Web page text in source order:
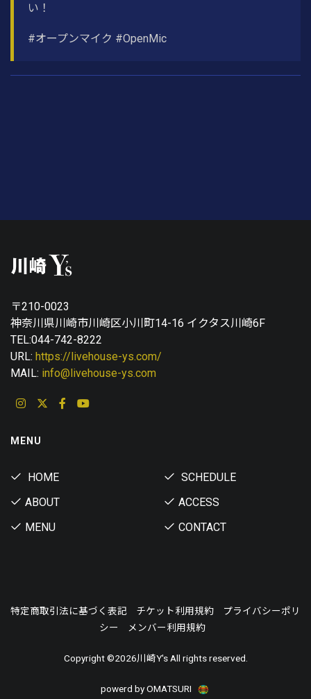
い！
#オープンマイク #OpenMic
〒210-0023
神奈川県川崎市川崎区小川町14-16 イクタス川崎6F
TEL:044-742-8222
URL: https://livehouse-ys.com/
MAIL: info@livehouse-ys.com
MENU
HOME
SCHEDULE
ABOUT
ACCESS
MENU
CONTACT
特定商取引法に基づく表記 チケット利用規約
プライバシーポリ
シー
メンバー利用規約
Copyright ©2026川崎Y's All rights reserved.
powerd by OMATSURI